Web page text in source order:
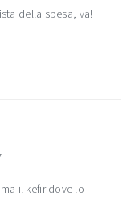
della spesa, va!
il kefir dove lo